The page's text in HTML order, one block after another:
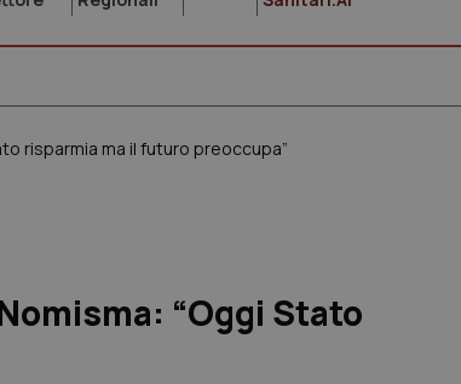
risparmia ma il futuro preoccupa”
“Oggi Stato